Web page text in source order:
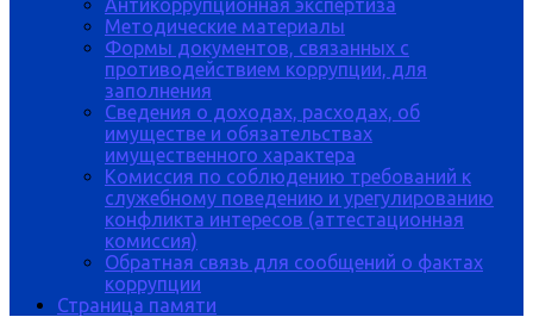
Антикоррупционная экспертиза
Методические материалы
Формы документов, связанных с
противодействием коррупции, для
заполнения
Сведения о доходах, расходах, об
имуществе и обязательствах
имущественного характера
Комиссия по соблюдению требований к
служебному поведению и урегулированию
конфликта интересов (аттестационная
комиссия)
Обратная связь для сообщений о фактах
коррупции
Страница памяти